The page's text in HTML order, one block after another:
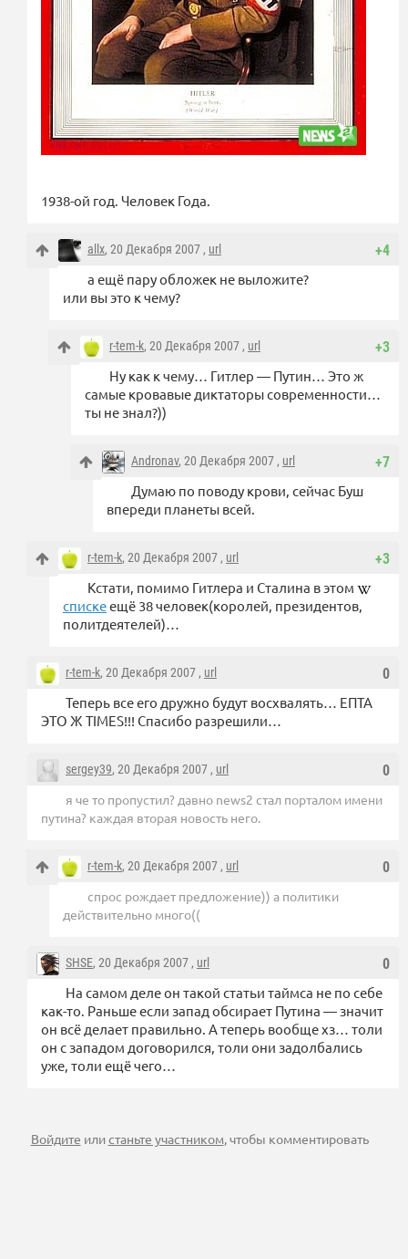
1938-ой год. Человек Года.
+4
allx, 20 Декабря 2007 , url
а ещё пару обложек не выложите?
или вы это к чему?
+3
r-tem-k, 20 Декабря 2007 , url
Ну как к чему… Гитлер — Путин… Это ж
самые кровавые диктаторы современности…
ты не знал?))
+7
Andronav, 20 Декабря 2007 , url
Думаю по поводу крови, сейчас Буш
впереди планеты всей.
+3
r-tem-k, 20 Декабря 2007 , url
Кстати, помимо Гитлера и Сталина в этом
спискеещё 38 человек(королей, президентов,
политдеятелей)…
0
r-tem-k, 20 Декабря 2007 , url
Теперь все его дружно будут восхвалять… ЕПТА
ЭТО Ж TIMES!!! Спасибо разрешили…
0
sergey39, 20 Декабря 2007 , url
я че то пропустил? давно news2 стал порталом имени
путина? каждая вторая новость него.
0
r-tem-k, 20 Декабря 2007 , url
спрос рождает предложение)) а политики
действительно много((
0
SHSE, 20 Декабря 2007 , url
На самом деле он такой статьи таймса не по себе
как-то. Раньше если запад обсирает Путина — значит
он всё делает правильно. А теперь вообще хз… толи
он с западом договорился, толи они задолбались
уже, толи ещё чего…
Войдите илистаньте участником, чтобы комментировать